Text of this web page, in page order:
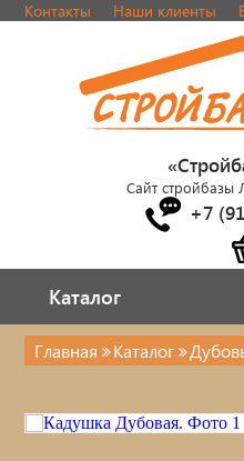
Контакты Наши клиенты
Сайт стройбазы
+7
Каталог
Каталог
Стулья, табуреты
Главная Каталог